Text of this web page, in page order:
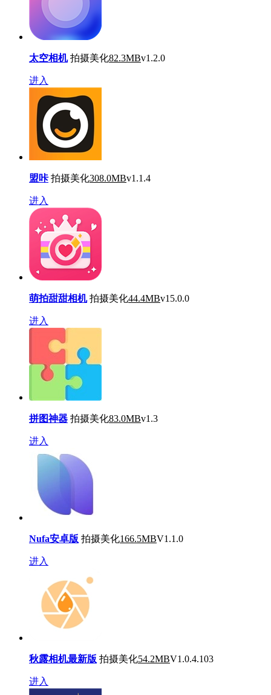
太空相机 拍摄美化82.3MBv1.2.0
进入
盟咔 拍摄美化308.0MBv1.1.4
进入
萌拍甜甜相机 拍摄美化44.4MBv15.0.0
进入
拼图神器 拍摄美化83.0MBv1.3
进入
Nufa安卓版 拍摄美化166.5MBV1.1.0
进入
秋露相机最新版 拍摄美化54.2MBV1.0.4.103
进入